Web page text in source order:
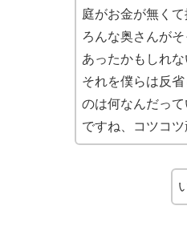
庭がお金が無く
ろんな奥さんが
あったかもしれな
それを僕らは反
のは何なんだっ
ですね、コツコツ